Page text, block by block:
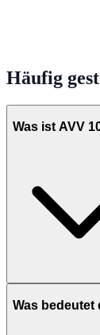
Häufig
Was ist AVV
Was bedeutet